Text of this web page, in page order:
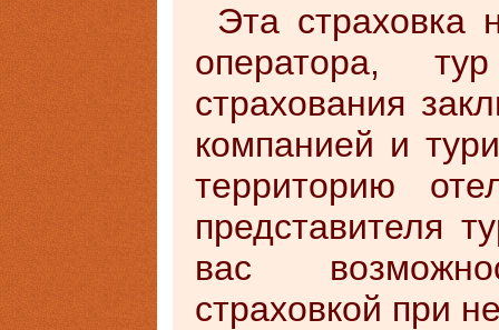
Эта страховка
оператора,
страхования
компанией и
территорию
представителя
вас
страховкой при